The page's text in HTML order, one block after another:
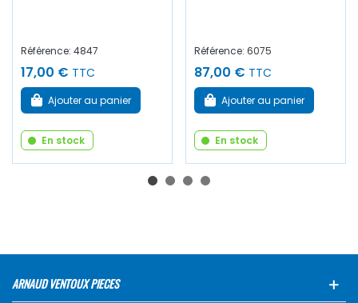
Référence: 4847
17,00 € TTC
Ajouter au panier
En stock
Référence: 6075
87,00 € TTC
Ajouter au panier
En stock
ARNAUD VENTOUX PIECES